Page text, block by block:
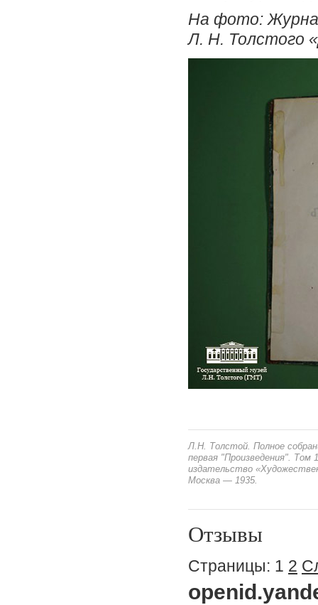
На фото:
Л. Н. Толстого
Л.Н. Толстой. Полное
первая "Произведения". Том
издательство
Москва — 1935.
Отзывы
Страницы: 1 2